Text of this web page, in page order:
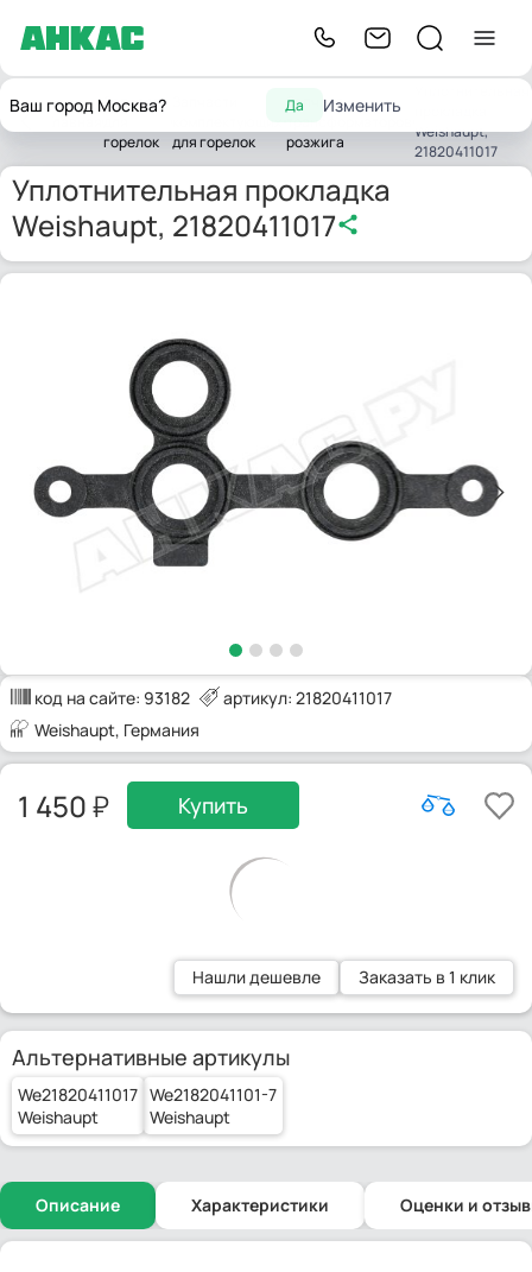
Ваш город Москва? Да Изменить
Главная
Запчасти
горелок
для горелок
Запчасти
розжига
Weishaupt,
21820411017
Уплотнительная прокладка
Weishaupt, 21820411017
код на сайте: 93182
артикул: 21820411017
Weishaupt, Германия
1 450 Купить
Нашли дешевле Заказать в 1 клик
Альтернативные артикулы
We21820411017
Weishaupt
We2182041101-7
Weishaupt
Описание Характеристики Оценки и